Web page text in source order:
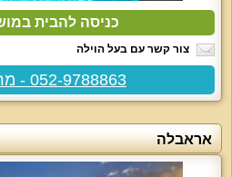
כניסה להבית
צור קשר עם בעל הוילה
052-9788863 - מרכז הזמנות
אראבלה